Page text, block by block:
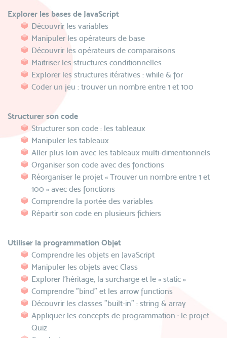
Explorer les bases de JavaScript
Découvrir les variables
Manipuler les opérateurs de base
Découvrir les opérateurs de comparaisons
Maitriser les structures conditionnelles
Explorer les structures itératives : while & for
Coder un jeu : trouver un nombre entre 1 et 100
Structurer son code
Structurer son code : les tableaux
Manipuler les tableaux
Aller plus loin avec les tableaux multi-dimentionnels
Organiser son code avec des fonctions
Réorganiser le projet « Trouver un nombre entre 1 et
100 » avec des fonctions
Comprendre la portée des variables
Répartir son code en plusieurs fichiers
Utiliser la programmation Objet
Comprendre les objets en JavaScript
Manipuler les objets avec Class
Explorer l’héritage, la surcharge et le « static »
Comprendre "bind" et les arrow functions
Découvrir les classes "built-in" : string & array
Appliquer les concepts de programmation : le projet
Quiz